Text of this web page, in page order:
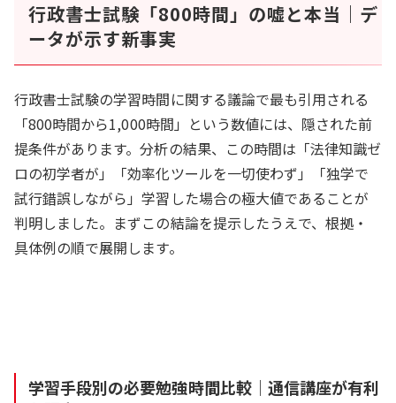
行政書士試験「800時間」の嘘と本当｜デ
ータが示す新事実
行政書士試験の学習時間に関する議論で最も引用される
「800時間から1,000時間」という数値には、隠された前
提条件があります。分析の結果、この時間は「法律知識ゼ
ロの初学者が」「効率化ツールを一切使わず」「独学で
試行錯誤しながら」学習した場合の極大値であることが
判明しました。まずこの結論を提示したうえで、根拠・
具体例の順で展開します。
学習手段別の必要勉強時間比較｜通信講座が有利